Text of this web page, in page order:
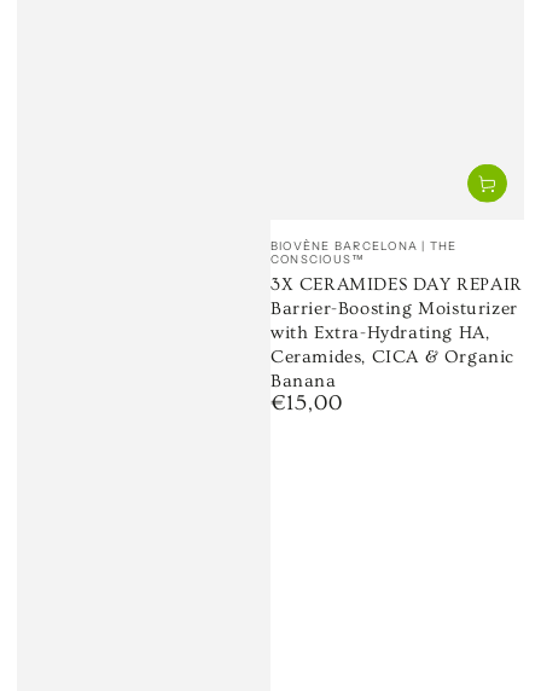
Venditore:
BIOVÈNE BARCELONA | THE
CONSCIOUS™
3X CERAMIDES DAY REPAIR
Barrier-Boosting Moisturizer
with Extra-Hydrating HA,
Ceramides, CICA & Organic
Banana
Prezzo
€15,00